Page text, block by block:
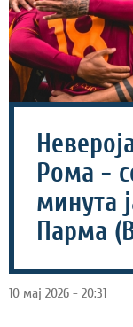
Рома -
минута
Парма
10 мај 2026 - 20:31